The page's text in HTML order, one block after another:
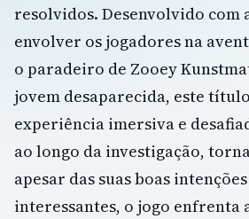
resolvidos. Desenvolvido com
envolver os jogadores na
o paradeiro de Zooey
jovem desaparecida, este
experiência imersiva e
ao longo da investigação,
apesar das suas boas
interessantes, o jogo enfrenta